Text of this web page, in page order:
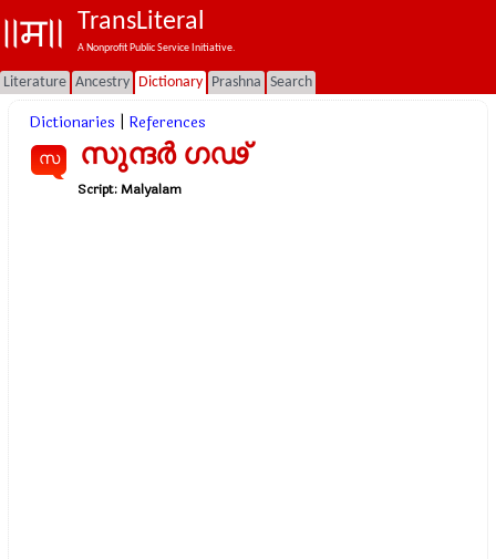
TransLiteral
A Nonprofit Public Service Initiative.
Literature Ancestry Dictionary Prashna Search
Dictionaries References
സ സുന്ദര്‍ ഗഢ്
Script:Malyalam